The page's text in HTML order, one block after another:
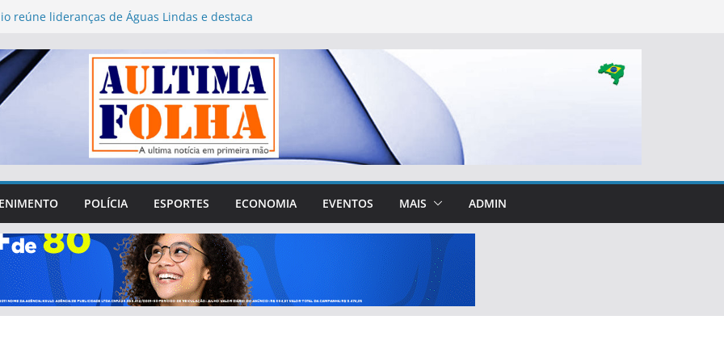
reúne lideranças de Águas Lindas e destaca
Saúde acompanha obras do Novo PAC Saúde
no Entorno de Brasília
Águas Lindas abre 752 vagas para
presencial de mesários
Municipal de Educação de Águas Lindas
sobre gastos, transparência e
da sociedade
Lindas tenta sair da crise e recuperar
na cidade
POLÍCIA ESPORTES ECONOMIA EVENTOS MAIS ADMIN